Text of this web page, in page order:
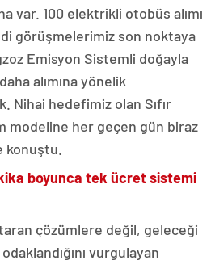
var. 100 elektrikli otobüs alımı
görüşmelerimiz son noktaya
Emisyon Sistemli doğayla
alımına yönelik
Nihai hedefimiz olan Sıfır
modeline her geçen gün biraz
konuştu.
boyunca tek ücret sistemi
çözümlere değil, geleceği
vurgulayan